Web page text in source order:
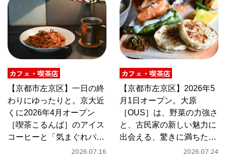
カフェ・喫茶店
【京都市左京区】一日の終
わりにゆったりと。京大近
くに2026年4月オープン
［喫茶こるんば］のアイス
コーヒーと「気まぐれパス
2026.07.16
カフェ・喫茶店
【京都市左京区】2026年5
月1日オープン。大原
［OUS］は、野菜の力強さ
と、古民家の新しい魅力に
出会える、驚きに満ちたカ
2026.07.24